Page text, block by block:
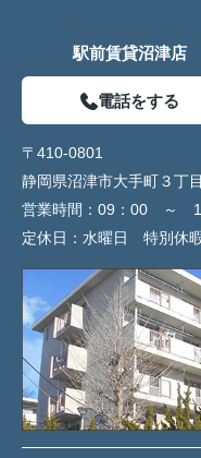
駅前賃貸沼津店
電話をする
〒410-0801
静岡県沼津市大手町３丁
営業時間： 09：00 ～
定休日： 水曜日 特別休暇